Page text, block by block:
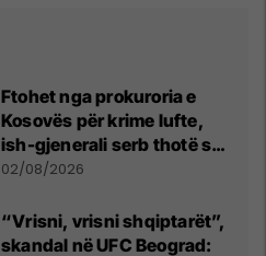
Ftohet nga prokuroria e
Kosovës për krime lufte,
ish-gjenerali serb thotë se
dikush e tradhtoi në
02/08/2026
“Vrisni, vrisni shqiptarët”,
skandal në UFC Beograd: